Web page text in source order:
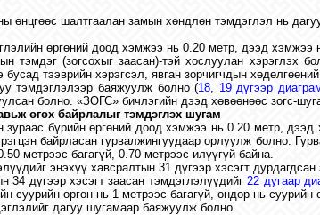
өнцгөөс шалтгаалан замын хөндлөн тэмдэглэл нь
өргөний доод хэмжээ нь 0.20 метр, дээд
тэмдэг (зогсохыг заасан)-тэй хослуулан хэрэглэх
тээврийн хэрэгсэл, явган зорчигчдын
тэмдэглэлээр баяжуулж болно (18, 19 дүгээр
болно. «ЗОГС» бичлэгийн дээд хөвөөнөөс зогс-
өгөх байрлалыг тэмдэглэх шугам
бүрийн өргөний доод хэмжээ нь 0.20 метр, дээд
байрласан гурвалжингуудаар орлуулж болно.
метрээс багагүй, 0.70 метрээс илүүгүй байна.
энэхүү хавсралтын 31 дүгээр хэсэгт
34 дүгээр хэсэгт заасан тэмдэглэлүүдийг22 дугаар
суурийн өргөн нь 1 метрээс багагүй, өндөр нь суурийн
дагуу шугамаар баяжуулж болно.